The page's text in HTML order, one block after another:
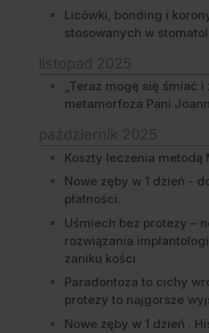
Licówki, bonding i
stosowanych w
„Teraz mogę się śmiać i
metamorfoza Pani
Koszty leczenia metodą
Nowe zęby w 1 dzień -
płatności.
Uśmiech bez protezy –
rozwiązania
zaniku kości
Paradontoza to cichy
protezy to najgorsze
Nowe zęby w 1 dzień .